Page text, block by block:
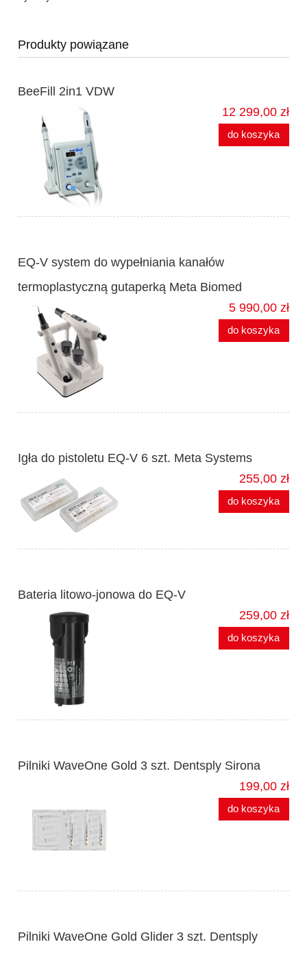
Produkty powiązane
BeeFill 2in1 VDW
12 299,00 zł
do koszyka
EQ-V system do wypełniania kanałów
termoplastyczną gutaperką Meta Biomed
5 990,00 zł
do koszyka
Igła do pistoletu EQ-V 6 szt. Meta Systems
255,00 zł
do koszyka
Bateria litowo-jonowa do EQ-V
259,00 zł
do koszyka
Pilniki WaveOne Gold 3 szt. Dentsply Sirona
199,00 zł
do koszyka
Pilniki WaveOne Gold Glider 3 szt. Dentsply